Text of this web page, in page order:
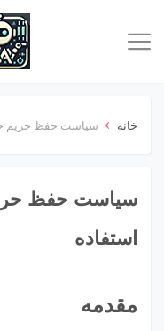
خانه › سیاست حفظ حریم
سیاست حفظ
استفاده
مقدمه